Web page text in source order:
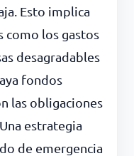
Esto implica
como los gastos
desagradables
fondos
las obligaciones
estrategia
de emergencia